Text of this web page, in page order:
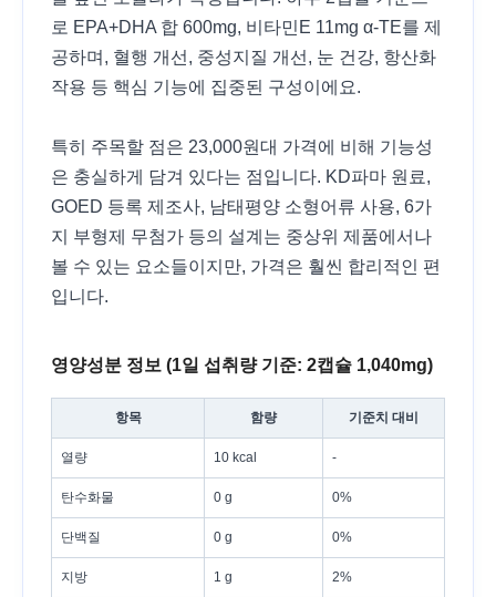
로 EPA+DHA 합 600mg, 비타민E 11mg α-TE를 제
공하며, 혈행 개선, 중성지질 개선, 눈 건강, 항산화
작용 등 핵심 기능에 집중된 구성이에요.
특히 주목할 점은 23,000원대 가격에 비해 기능성
은 충실하게 담겨 있다는 점입니다. KD파마 원료,
GOED 등록 제조사, 남태평양 소형어류 사용, 6가
지 부형제 무첨가 등의 설계는 중상위 제품에서나
볼 수 있는 요소들이지만, 가격은 훨씬 합리적인 편
입니다.
영양성분 정보 (1일 섭취량 기준: 2캡슐 1,040mg)
항목 함량 기준치 대비
열량 10 kcal -
탄수화물 0 g 0%
단백질 0 g 0%
지방 1 g 2%